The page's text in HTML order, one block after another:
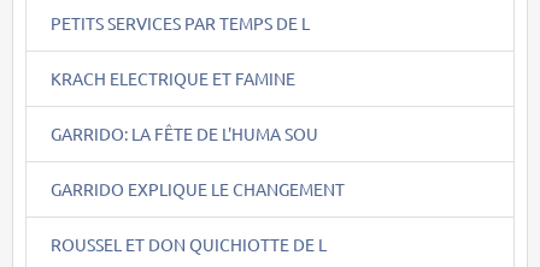
PETITS SERVICES PAR TEMPS DE L
KRACH ELECTRIQUE ET FAMINE
GARRIDO: LA FÊTE DE L'HUMA SOU
GARRIDO EXPLIQUE LE CHANGEMENT
ROUSSEL ET DON QUICHIOTTE DE L